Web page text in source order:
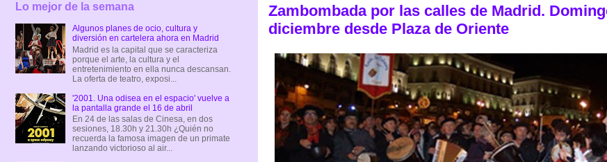
Zambombada por las calles de Madrid.
diciembre desde Plaza de Oriente
Lo mejor de la semana
Algunos planes de ocio, cultura y
diversión en cartelera ahora en Madrid
Madrid es la capital que se caracteriza
porque el arte, la cultura y el
entretenimiento en ella nunca descansan.
La oferta de teatro, exposi...
'2001. Una odisea en el espacio' vuelve a
la pantalla grande el 16 de abril
En 24 de las salas de Cinesa, en dos
sesiones, 18.30h y 21.30h ¿Quién no
recuerda la famosa imagen de un primate
lanzando victorioso al air...